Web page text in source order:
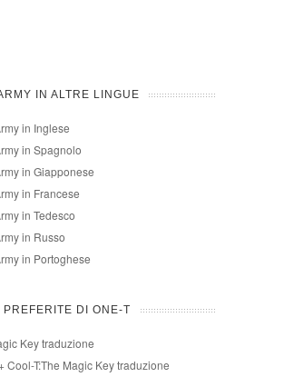
IN ALTRE LINGUE
in Inglese
in Spagnolo
in Giapponese
in Francese
in Tedesco
in Russo
in Portoghese
PREFERITE DI ONE-T
Key traduzione
Cool-T:The Magic Key traduzione